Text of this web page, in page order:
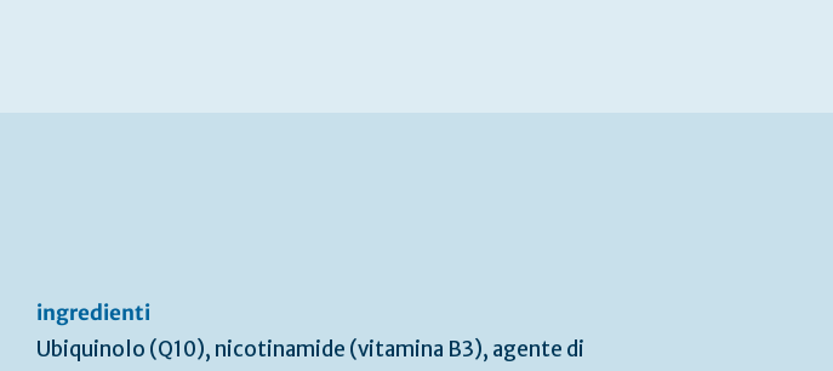
ingredienti
Ubiquinolo (Q10), nicotinamide (vitamina B3), agente di